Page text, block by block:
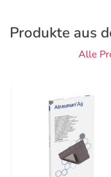
Produkte aus
Alle